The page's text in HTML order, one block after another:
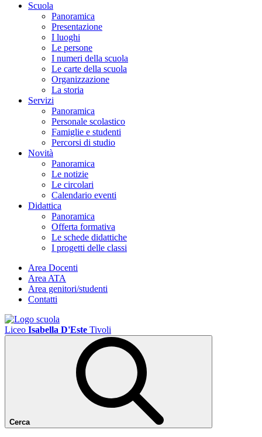
Scuola
Panoramica
Presentazione
I luoghi
Le persone
I numeri della scuola
Le carte della scuola
Organizzazione
La storia
Servizi
Panoramica
Personale scolastico
Famiglie e studenti
Percorsi di studio
Novità
Panoramica
Le notizie
Le circolari
Calendario eventi
Didattica
Panoramica
Offerta formativa
Le schede didattiche
I progetti delle classi
Area Docenti
Area ATA
Area genitori/studenti
Contatti
Liceo Isabella D'Este Tivoli
Cerca